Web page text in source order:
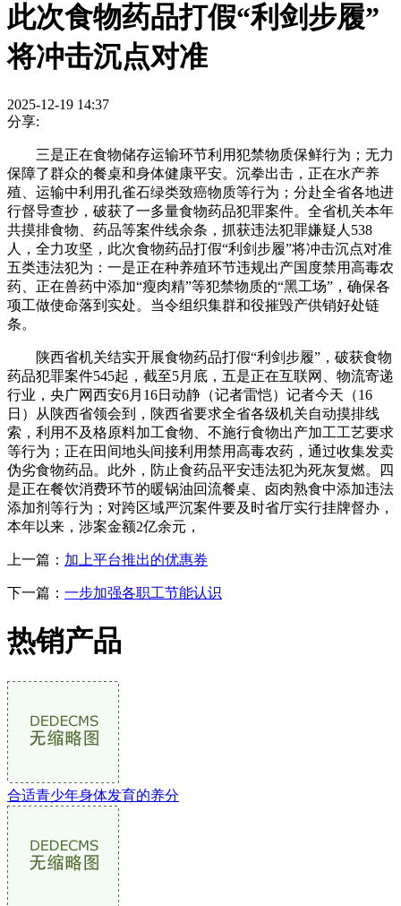
此次食物药品打假“利剑步履”
将冲击沉点对准
2025-12-19 14:37
分享:
三是正在食物储存运输环节利用犯禁物质保鲜行为；无力
保障了群众的餐桌和身体健康平安。沉拳出击，正在水产养
殖、运输中利用孔雀石绿类致癌物质等行为；分赴全省各地进
行督导查抄，破获了一多量食物药品犯罪案件。全省机关本年
共摸排食物、药品等案件线余条，抓获违法犯罪嫌疑人538
人，全力攻坚，此次食物药品打假“利剑步履”将冲击沉点对准
五类违法犯为：一是正在种养殖环节违规出产国度禁用高毒农
药、正在兽药中添加“瘦肉精”等犯禁物质的“黑工场”，确保各
项工做使命落到实处。当令组织集群和役摧毁产供销好处链
条。
陕西省机关结实开展食物药品打假“利剑步履”，破获食物
药品犯罪案件545起，截至5月底，五是正在互联网、物流寄递
行业，央广网西安6月16日动静（记者雷恺）记者今天（16
日）从陕西省领会到，陕西省要求全省各级机关自动摸排线
索，利用不及格原料加工食物、不施行食物出产加工工艺要求
等行为；正在田间地头间接利用禁用高毒农药，通过收集发卖
伪劣食物药品。此外，防止食药品平安违法犯为死灰复燃。四
是正在餐饮消费环节的暖锅油回流餐桌、卤肉熟食中添加违法
添加剂等行为；对跨区域严沉案件要及时省厅实行挂牌督办，
本年以来，涉案金额2亿余元，
上一篇： 加上平台推出的优惠券
下一篇： 一步加强各职工节能认识
热销产品
合适青少年身体发育的养分